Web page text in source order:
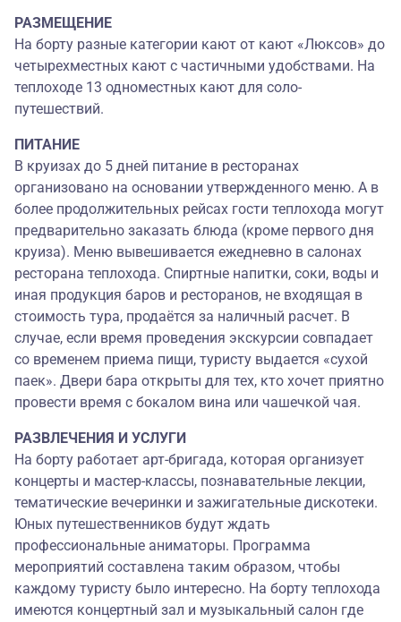
РАЗМЕЩЕНИЕ
На борту разные категории кают от кают «Люксов» до
четырехместных кают с частичными удобствами. На
теплоходе 13 одноместных кают для соло-
путешествий.
ПИТАНИЕ
В круизах до 5 дней питание в ресторанах
организовано на основании утвержденного меню. А в
более продолжительных рейсах гости теплохода могут
предварительно заказать блюда (кроме первого дня
круиза). Меню вывешивается ежедневно в салонах
ресторана теплохода. Спиртные напитки, соки, воды и
иная продукция баров и ресторанов, не входящая в
стоимость тура, продаётся за наличный расчет. В
случае, если время проведения экскурсии совпадает
со временем приема пищи, туристу выдается «сухой
паек». Двери бара открыты для тех, кто хочет приятно
провести время с бокалом вина или чашечкой чая.
РАЗВЛЕЧЕНИЯ И УСЛУГИ
На борту работает арт-бригада, которая организует
концерты и мастер-классы, познавательные лекции,
тематические вечеринки и зажигательные дискотеки.
Юных путешественников будут ждать
профессиональные аниматоры. Программа
мероприятий составлена таким образом, чтобы
каждому туристу было интересно. На борту теплохода
имеются концертный зал и музыкальный салон где